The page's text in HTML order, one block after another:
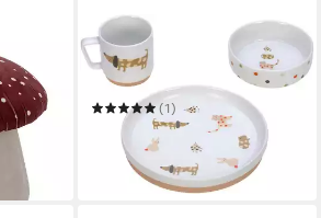
Rot Ø
LÄSSIG
Kindergeschirr-Set Little
Mateys, spicy orange
(1)
ab 27,14 € UVP 33,95 €
-20%
in 1-2 Werktagen bei dir